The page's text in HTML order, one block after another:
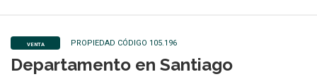
VENTA PROPIEDAD CÓDIGO 105.196
Departamento en Santiago